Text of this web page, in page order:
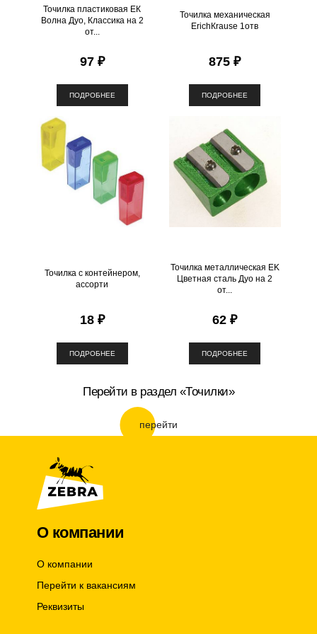
Точилка пластиковая ЕК
Волна Дуо, Классика на 2
от...
97 ₽
ПОДРОБНЕЕ
Точилка механическая
ЕrichКrause 1отв
875 ₽
ПОДРОБНЕЕ
Точилка с контейнером,
ассорти
18 ₽
ПОДРОБНЕЕ
Точилка металлическая EK
Цветная сталь Дуо на 2
от...
62 ₽
ПОДРОБНЕЕ
Перейти в раздел «Точилки»
перейти
О компании
О компании
Перейти к вакансиям
Реквизиты